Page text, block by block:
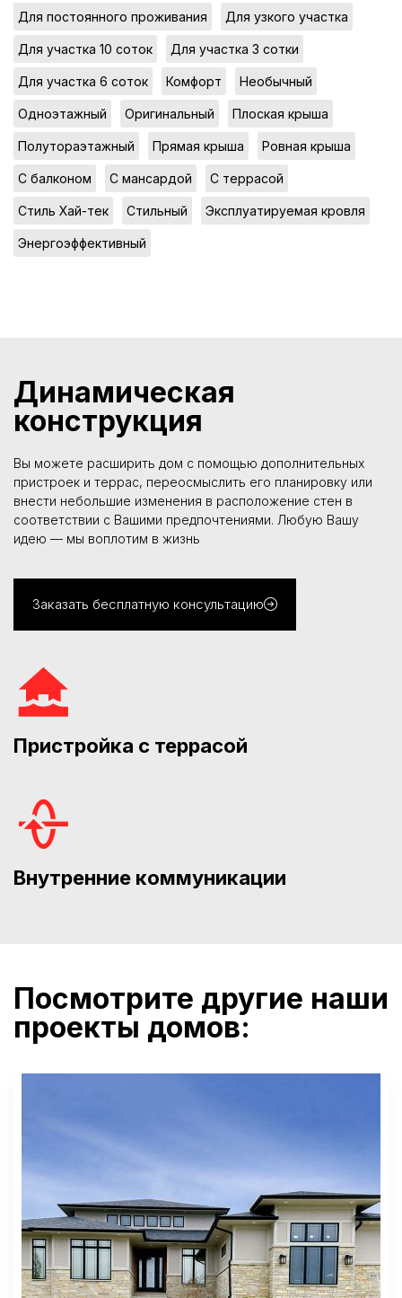
Для постоянного проживания Для узкого участка
Для участка 10 соток Для участка 3 сотки
Для участка 6 соток Комфорт Необычный
Одноэтажный Оригинальный Плоская крыша
Полутораэтажный Прямая крыша Ровная крыша
С балконом С мансардой С террасой
Стиль Хай-тек Стильный Эксплуатируемая кровля
Энергоэффективный
Динамическая
конструкция
Вы можете расширить дом с помощью дополнительных
пристроек и террас, переосмыслить его планировку или
внести небольшие изменения в расположение стен в
соответствии с Вашими предпочтениями. Любую Вашу
идею — мы воплотим в жизнь
Заказать бесплатную консультацию
Пристройка с террасой
Внутренние коммуникации
Посмотрите другие наши
проекты домов: